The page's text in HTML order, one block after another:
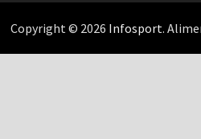
Copyright © 2026 Infosport.